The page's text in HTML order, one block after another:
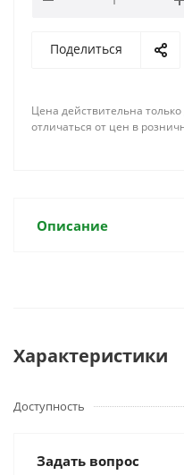
Поделиться
Цена действительна
отличаться от цен в
Описание
Характеристики
Доступность
Задать вопрос